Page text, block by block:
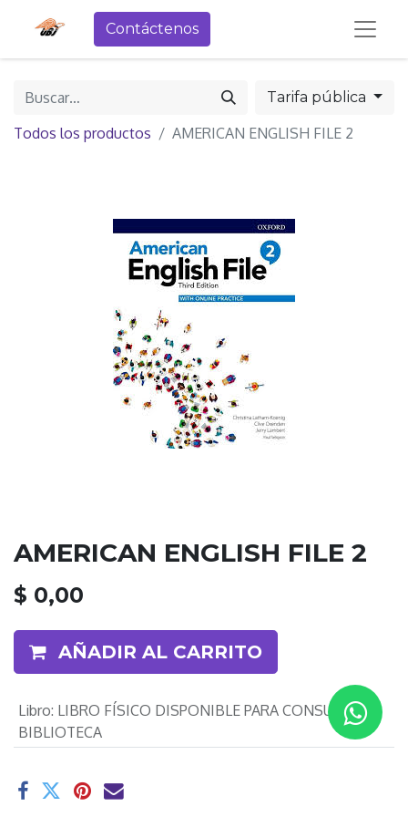
Contáctenos
Tarifa pública
Todos los productos AMERICAN ENGLISH FILE 2
AMERICAN ENGLISH FILE 2
$ 0,00
AÑADIR AL CARRITO
Libro: LIBRO FÍSICO DISPONIBLE PARA CONSULTA EN
BIBLIOTECA